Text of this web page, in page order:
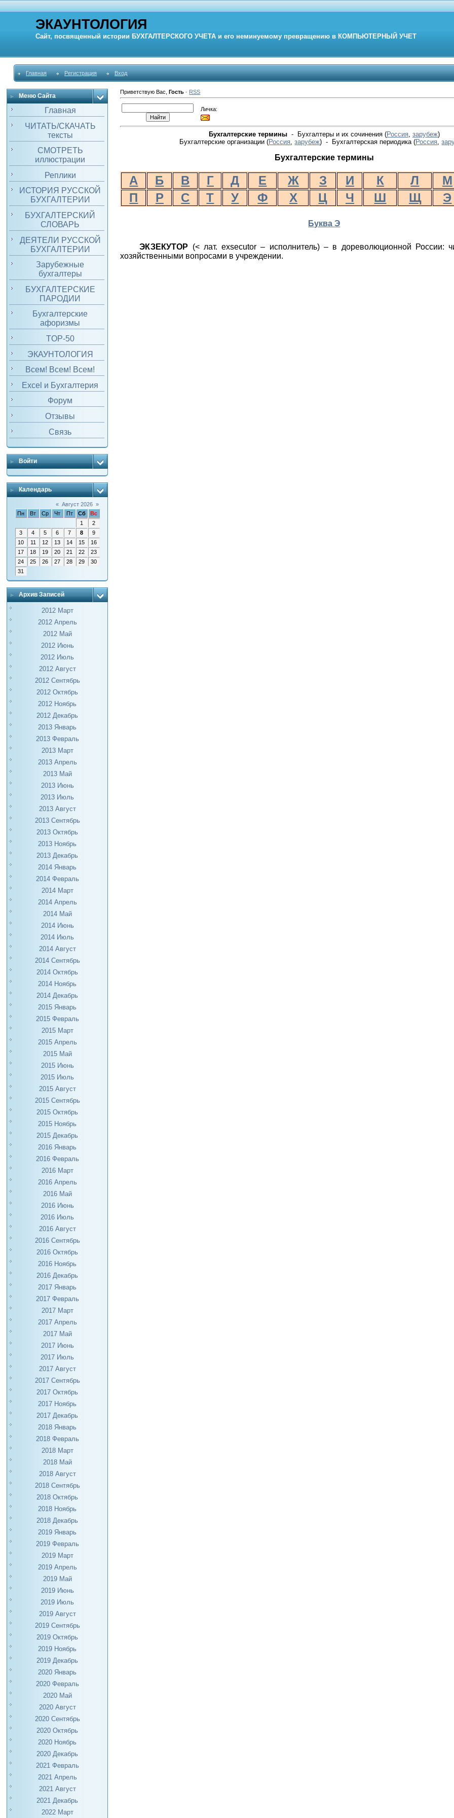
ЭКАУНТОЛОГИЯ
Сайт, посвященный истории БУХГАЛТЕРСКОГО УЧЕТА и его неминуемому превращению в КОМПЬЮТЕРНЫЙ УЧЕТ
Главная Регистрация Вход
Меню Сайта
Главная
ЧИТАТЬ/СКАЧАТЬ
тексты
СМОТРЕТЬ
иллюстрации
Реплики
ИСТОРИЯ РУССКОЙ
БУХГАЛТЕРИИ
БУХГАЛТЕРСКИЙ
СЛОВАРЬ
ДЕЯТЕЛИ РУССКОЙ
БУХГАЛТЕРИИ
Зарубежные
бухгалтеры
БУХГАЛТЕРСКИЕ
ПАРОДИИ
Бухгалтерские
афоризмы
TOP-50
ЭКАУНТОЛОГИЯ
Всем! Всем! Всем!
Excel и Бухгалтерия
Форум
Отзывы
Связь
Войти
Календарь
« Август 2026 »
Пн
Вт Ср Чт Пт Сб
Вс
1
2
3
4 5 6 7 8
9
10
11 12 13 14 15
16
17
18 19 20 21 22
23
24
25 26 27 28 29
30
31
Архив Записей
2012 Март
2012 Апрель
2012 Май
2012 Июнь
2012 Июль
2012 Август
2012 Сентябрь
2012 Октябрь
2012 Ноябрь
2012 Декабрь
2013 Январь
2013 Февраль
2013 Март
2013 Апрель
2013 Май
2013 Июнь
2013 Июль
2013 Август
2013 Сентябрь
2013 Октябрь
2013 Ноябрь
2013 Декабрь
2014 Январь
2014 Февраль
2014 Март
2014 Апрель
2014 Май
2014 Июнь
2014 Июль
2014 Август
2014 Сентябрь
2014 Октябрь
2014 Ноябрь
2014 Декабрь
2015 Январь
2015 Февраль
2015 Март
2015 Апрель
2015 Май
2015 Июнь
2015 Июль
2015 Август
2015 Сентябрь
2015 Октябрь
2015 Ноябрь
2015 Декабрь
2016 Январь
2016 Февраль
2016 Март
2016 Апрель
2016 Май
2016 Июнь
2016 Июль
2016 Август
2016 Сентябрь
2016 Октябрь
2016 Ноябрь
2016 Декабрь
2017 Январь
2017 Февраль
2017 Март
2017 Апрель
2017 Май
2017 Июнь
2017 Июль
2017 Август
2017 Сентябрь
2017 Октябрь
2017 Ноябрь
2017 Декабрь
2018 Январь
2018 Февраль
2018 Март
2018 Май
2018 Август
2018 Сентябрь
2018 Октябрь
2018 Ноябрь
2018 Декабрь
2019 Январь
2019 Февраль
2019 Март
2019 Апрель
2019 Май
2019 Июнь
2019 Июль
2019 Август
2019 Сентябрь
2019 Октябрь
2019 Ноябрь
2019 Декабрь
2020 Январь
2020 Февраль
2020 Май
2020 Август
2020 Сентябрь
2020 Октябрь
2020 Ноябрь
2020 Декабрь
2021 Февраль
2021 Апрель
2021 Август
2021 Декабрь
2022 Март
Приветствую Вас ,Гость · RSS
Личка:
Бухгалтерские термины- Бухгалтеры и их сочинения (Россия, зарубеж)
Бухгалтерские организации (Россия ,зарубеж) - Бухгалтерская периодика(Россия ,
Бухгалтерские термины
А Б В Г Д Е Ж З И К Л М
П
Р С Т У Ф Х Ц Ч Ш Щ Э
Буква Э
ЭКЗЕКУТОР (< лат.exsecutor – исполнитель) – в дореволюционной России:
хозяйственными вопросами в учреждении.